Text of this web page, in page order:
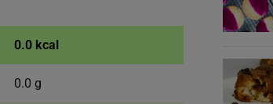
0.0 kcal
0.0 g